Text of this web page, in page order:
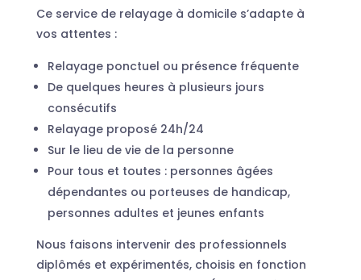
Ce service de relayage à domicile s’adapte à
vos attentes :
Relayage ponctuel ou présence fréquente
De quelques heures à plusieurs jours
consécutifs
Relayage proposé 24h/24
Sur le lieu de vie de la personne
Pour tous et toutes : personnes âgées
dépendantes ou porteuses de handicap,
personnes adultes et jeunes enfants
Nous faisons intervenir des professionnels
diplômés et expérimentés, choisis en fonction